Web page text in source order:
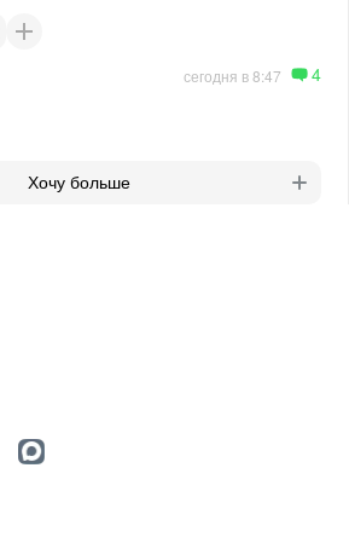
сегодня в 8:47 4
Хочу больше